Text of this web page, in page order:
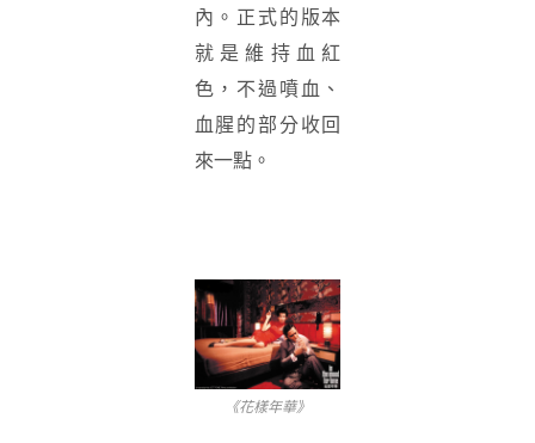
內。正式的版本
就是維持血紅
色，不過噴血、
血腥的部分收回
來一點。
《花樣年華》